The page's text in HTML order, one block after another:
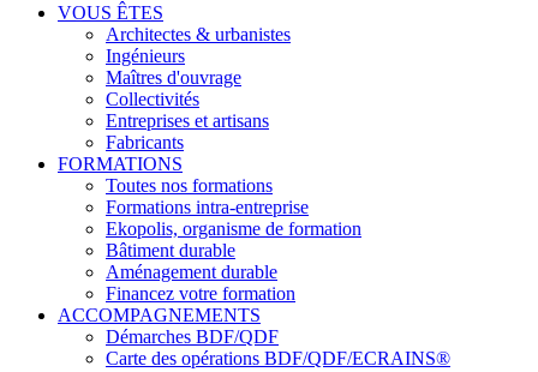
VOUS ÊTES
Architectes & urbanistes
Ingénieurs
Maîtres d'ouvrage
Collectivités
Entreprises et artisans
Fabricants
FORMATIONS
Toutes nos formations
Formations intra-entreprise
Ekopolis, organisme de formation
Bâtiment durable
Aménagement durable
Financez votre formation
ACCOMPAGNEMENTS
Démarches BDF/QDF
Carte des opérations BDF/QDF/ECRAINS®